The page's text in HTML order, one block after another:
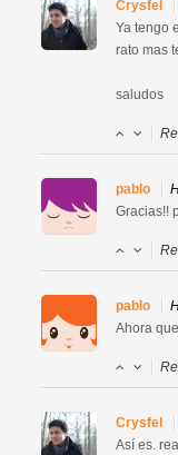
Crysfel
Ya tengo
rato mas
saludos
pablo
Gracias!!
pablo
Ahora
Crysfel
Así es.